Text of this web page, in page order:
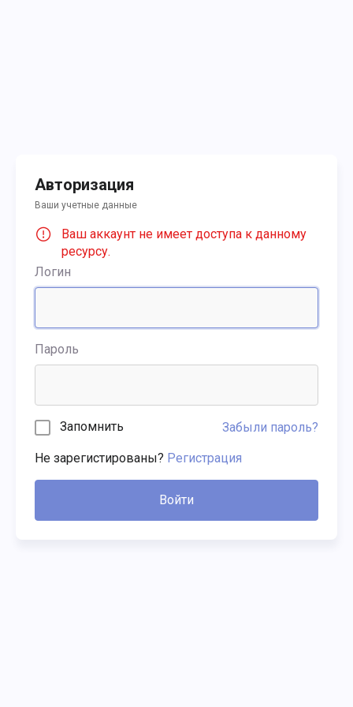
Авторизация
Ваши учетные данные
Ваш аккаунт не имеет доступа к данному
ресурсу.
Логин
Пароль
Запомнить Забыли пароль?
Не зарегистированы? Регистрация